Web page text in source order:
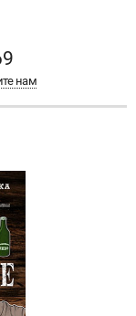
нам